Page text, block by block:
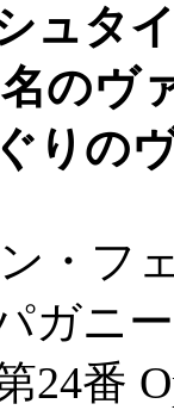
ュタ
ヴァ
りの
・フ
ーニ
24番